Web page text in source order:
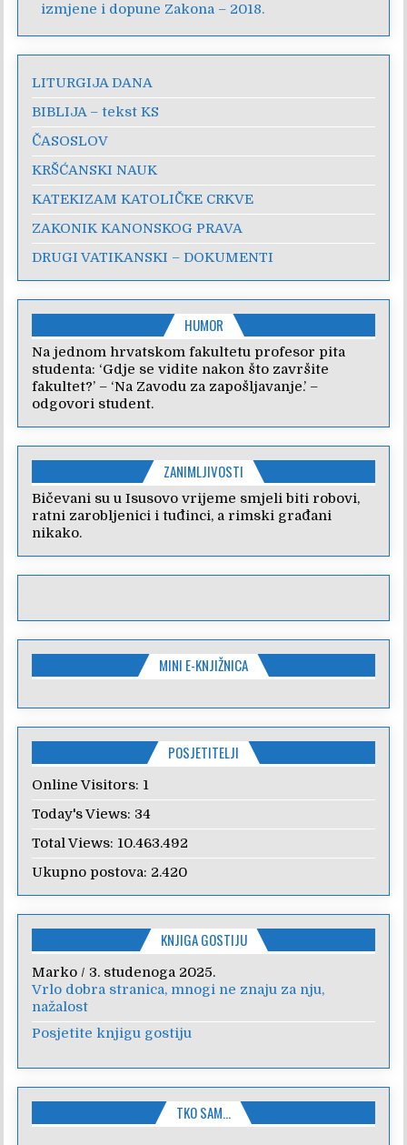
izmjene i dopune Zakona – 2018.
LITURGIJA DANA
BIBLIJA – tekst KS
ČASOSLOV
KRŠĆANSKI NAUK
KATEKIZAM KATOLIČKE CRKVE
ZAKONIK KANONSKOG PRAVA
DRUGI VATIKANSKI – DOKUMENTI
HUMOR
Na jednom hrvatskom fakultetu profesor pita
studenta: ‘Gdje se vidite nakon što završite
fakultet?’ – ‘Na Zavodu za zapošljavanje.’ –
odgovori student.
ZANIMLJIVOSTI
Bičevani su u Isusovo vrijeme smjeli biti robovi,
ratni zarobljenici i tuđinci, a rimski građani
nikako.
MINI E-KNJIŽNICA
POSJETITELJI
Online Visitors: 1
Today's Views: 34
Total Views: 10.463.492
Ukupno postova: 2.420
KNJIGA GOSTIJU
Marko / 3. studenoga 2025.
Vrlo dobra stranica, mnogi ne znaju za nju,
nažalost
Posjetite knjigu gostiju
TKO SAM…